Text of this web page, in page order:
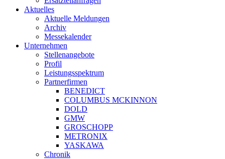
Aktuelles
Aktuelle Meldungen
Archiv
Messekalender
Unternehmen
Stellenangebote
Profil
Leistungsspektrum
Partnerfirmen
BENEDICT
COLUMBUS MCKINNON
DOLD
GMW
GROSCHOPP
METRONIX
YASKAWA
Chronik